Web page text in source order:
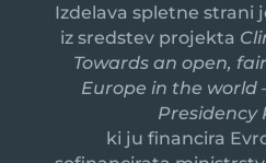
Izdelava spletne strani
iz sredstev projekta
Towards an open,
Europe in the world
Presidency
ki ju financira